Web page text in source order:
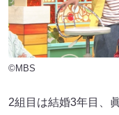
©MBS
2組目は結婚3年目、